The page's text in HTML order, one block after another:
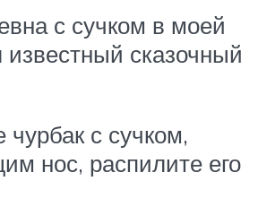
с сучком в моей
сказочный
с сучком,
нос, распилите его